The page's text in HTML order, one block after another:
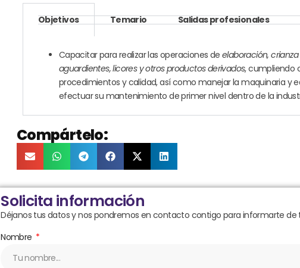
Objetivos Temario Salidas profesionales
Capacitar para realizar las operaciones deelaboración,
aguardientes, licores y otros productos derivados, cumpliendo
procedimientos y calidad, así como manejar la maquinaria y
efectuar su mantenimiento de primer nivel dentro de la
Compártelo:
Solicita información
Déjanos tus datos y nos pondremos en contacto contigo para informarte de
Nombre